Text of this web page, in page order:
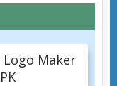
Maker